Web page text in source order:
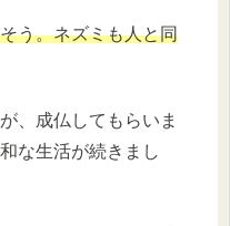
う。ネズミも人と同
、成仏してもらいま
な生活が続きまし